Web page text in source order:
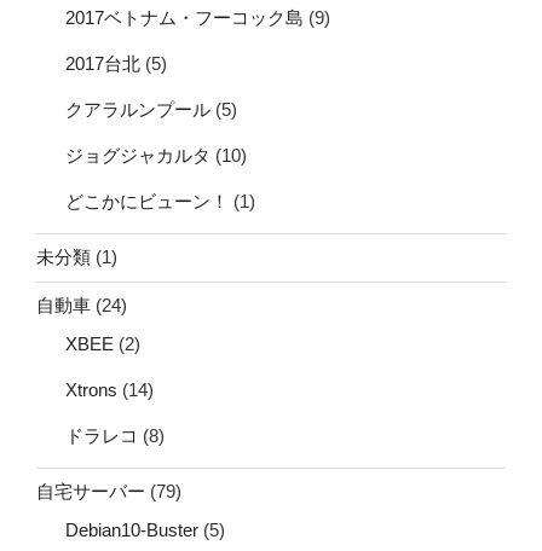
2017ベトナム・フーコック島 (9)
2017台北 (5)
クアラルンプール (5)
ジョグジャカルタ (10)
どこかにビューン！ (1)
未分類 (1)
自動車 (24)
XBEE (2)
Xtrons (14)
ドラレコ (8)
自宅サーバー (79)
Debian10-Buster (5)